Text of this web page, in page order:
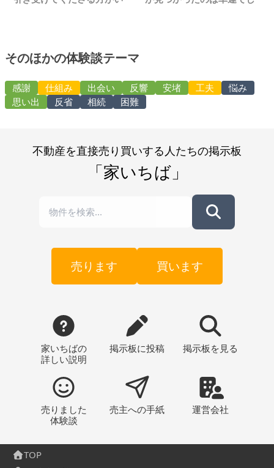
そのほかの体験談テーマ
感謝 仕組み 出会い 反響 安堵 工夫
悩み
思い出
反省 相続 困難
不動産を直接売り買いする人たちの掲示板
「家いちば」
売ります 買います
家いちばの
詳しい説明
掲示板に投稿 掲示板 を見る
売りました
体験談
売主への手紙 運営会社
TOP